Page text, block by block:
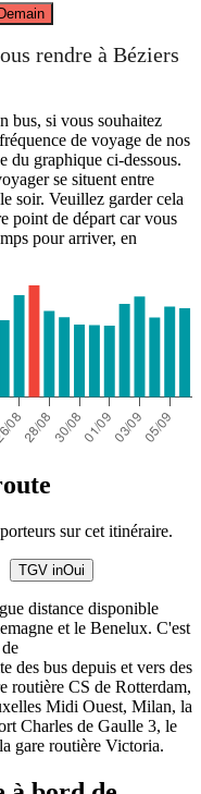
rendre à Béziers
bus, si vous souhaitez
de voyage de nos
du graphique ci-dessous.
se situent entre
soir. Veuillez garder cela
point de départ car vous
pour arriver, en
sur cet itinéraire.
TGV inOui
distance disponible
et le Benelux. C'est
des bus depuis et vers des
routière CS de Rotterdam,
Midi Ouest, Milan, la
Charles de Gaulle 3, le
gare routière Victoria.